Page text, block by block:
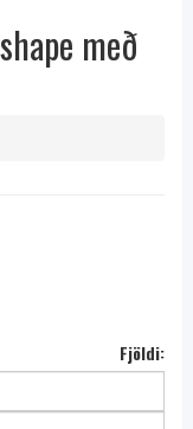
með
Fjöldi: